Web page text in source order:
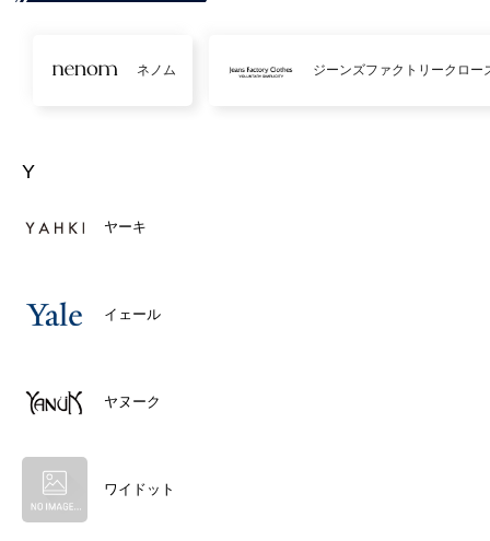
ネノム ジーンズファクトリークロー
Y
ヤーキ
イェール
ヤヌーク
ワイドット